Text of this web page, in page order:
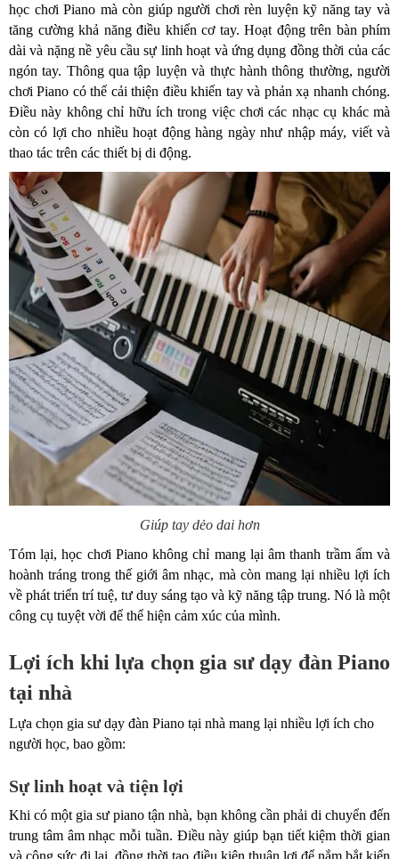
học chơi Piano mà còn giúp người chơi rèn luyện kỹ năng tay và
tăng cường khả năng điều khiển cơ tay. Hoạt động trên bàn phím
dài và nặng nề yêu cầu sự linh hoạt và ứng dụng đồng thời của các
ngón tay. Thông qua tập luyện và thực hành thông thường, người
chơi Piano có thể cải thiện điều khiển tay và phản xạ nhanh chóng.
Điều này không chỉ hữu ích trong việc chơi các nhạc cụ khác mà
còn có lợi cho nhiều hoạt động hàng ngày như nhập máy, viết và
thao tác trên các thiết bị di động.
Giúp tay dẻo dai hơn
Tóm lại, học chơi Piano không chỉ mang lại âm thanh trầm ấm và
hoành tráng trong thế giới âm nhạc, mà còn mang lại nhiều lợi ích
về phát triển trí tuệ, tư duy sáng tạo và kỹ năng tập trung. Nó là một
công cụ tuyệt vời để thể hiện cảm xúc của mình.
Lợi ích khi lựa chọn gia sư dạy đàn Piano
tại nhà
Lựa chọn gia sư dạy đàn Piano tại nhà mang lại nhiều lợi ích cho
người học, bao gồm:
Sự linh hoạt và tiện lợi
Khi có một gia sư piano tận nhà, bạn không cần phải di chuyển đến
trung tâm âm nhạc mỗi tuần. Điều này giúp bạn tiết kiệm thời gian